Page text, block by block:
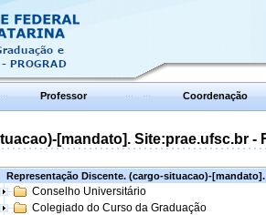
Professor Coordenação
[mandato]. Site:prae.ufsc.br -
Representação Discente. (cargo-situacao)-
Conselho Universitário
Colegiado do Curso da Graduação